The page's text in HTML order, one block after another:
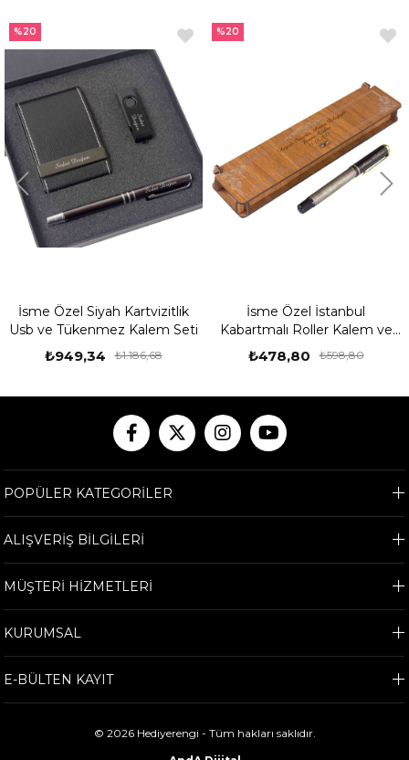
İsme Özel Siyah Kartvizitlik
Usb ve Tükenmez Kalem Seti
₺949,34 ₺1.186,68
%20
İsme Özel İstanbul
Kabartmalı Roller Kalem ve
Ahşap Kutu Seti
₺478,80 ₺598,80
%20
POPÜLER KATEGORİLER
ALIŞVERİŞ BİLGİLERİ
MÜŞTERİ HİZMETLERİ
KURUMSAL
E-BÜLTEN KAYIT
© 2026 Hediyerengi - Tüm hakları saklıdır.